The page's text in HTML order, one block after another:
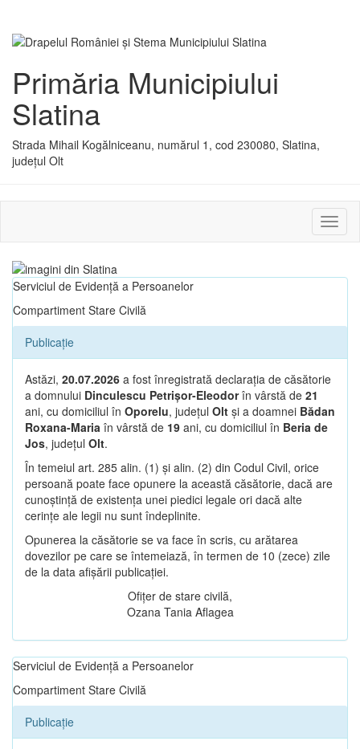
Primăria Municipiului
Slatina
Strada Mihail Kogălniceanu, numărul 1, cod 230080, Slatina,
județul Olt
sau
Serviciul de Evidență a Persoanelor
Compartiment Stare Civilă
Publicație
Astăzi, 20.07.2026 a fost înregistrată declarația de căsătorie
a domnului Dinculescu Petrișor-Eleodorîn vârstă de 21
ani, cu domiciliul în Oporelu, județul Olt și a doamnei Bădan
Roxana-Maria în vârstă de 19 ani, cu domiciliul în Beria de
Jos, județul Olt.
În temeiul art. 285 alin. (1) și alin. (2) din Codul Civil, orice
persoană poate face opunere la această căsătorie, dacă are
cunoștință de existența unei piedici legale ori dacă alte
cerințe ale legii nu sunt îndeplinite.
Opunerea la căsătorie se va face în scris, cu arătarea
dovezilor pe care se întemeiază, în termen de 10 (zece) zile
de la data afișării publicației.
Ofițer de stare civilă,
Ozana Tania Aflagea
Serviciul de Evidență a Persoanelor
Compartiment Stare Civilă
Publicație